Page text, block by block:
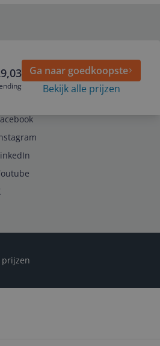
Ga naar goedkoopste
Bekijk alle prijzen
prijzen